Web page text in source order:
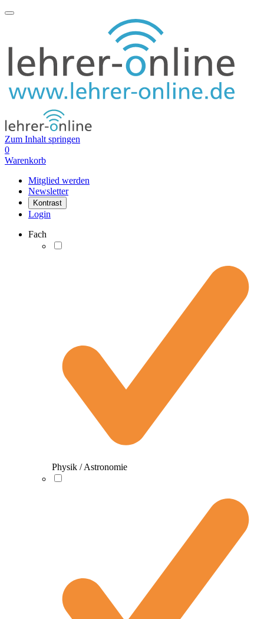
Zum Inhalt springen
0
Warenkorb
Mitglied werden
Newsletter
Kontrast
Login
Fach
Physik / Astronomie